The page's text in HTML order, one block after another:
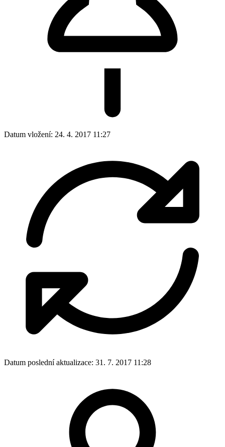
Datum vložení: 24. 4. 2017 11:27
Datum poslední aktualizace: 31. 7. 2017 11:28